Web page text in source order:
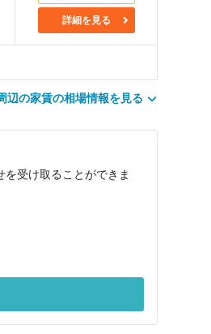
詳細を見る
辺の家賃の相場情報を見る
受け取ることができま